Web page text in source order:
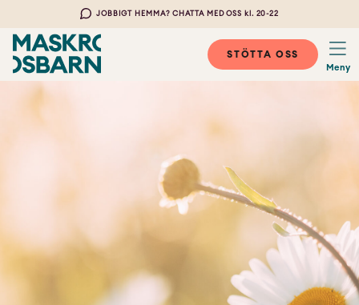
JOBBIGT HEMMA? CHATTA MED OSS kl. 20-22
STÖTTA OSS
Meny